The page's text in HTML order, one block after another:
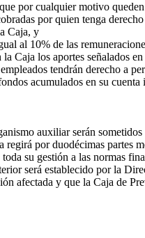
por cualquier motivo
por quien tenga
Caja, y
al 10% de las
Caja los aportes señalados
tendrán derecho a
acumulados en su cuenta
auxiliar serán
por duodécimas partes
su gestión a las normas
será establecido por la
afectada y que la Caja de